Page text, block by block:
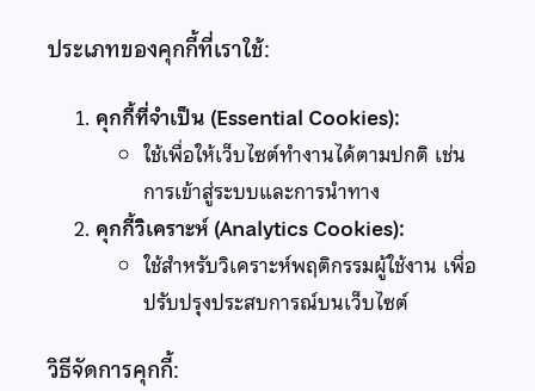
ประเภทของคุกกี้ที่เราใช้:
คุกกี้ที่จำเป็น (Essential Cookies):
ใช้เพื่อให้เว็บไซต์ทำงานได้ตามปกติ เช่น
การเข้าสู่ระบบและการนำทาง
คุกกี้วิเคราะห์ (Analytics Cookies):
ใช้สำหรับวิเคราะห์พฤติกรรมผู้ใช้งาน เพื่อ
ปรับปรุงประสบการณ์บนเว็บไซต์
วิธีจัดการคุกกี้: